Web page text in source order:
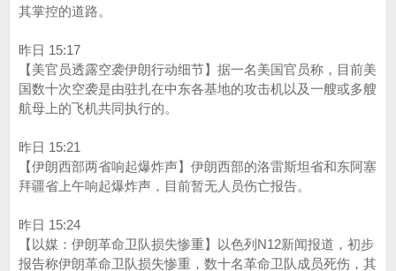
其掌控的道路。
昨日 15:17
【美官员透露空袭伊朗行动细节】据一名美国官员称，目前美
国数十次空袭是由驻扎在中东各基地的攻击机以及一艘或多艘
航母上的飞机共同执行的。
昨日 15:21
【伊朗西部两省响起爆炸声】伊朗西部的洛雷斯坦省和东阿塞
拜疆省上午响起爆炸声，目前暂无人员伤亡报告。
昨日 15:24
【以媒：伊朗革命卫队损失惨重】以色列N12新闻报道，初步
报告称伊朗革命卫队损失惨重，数十名革命卫队成员死伤，其